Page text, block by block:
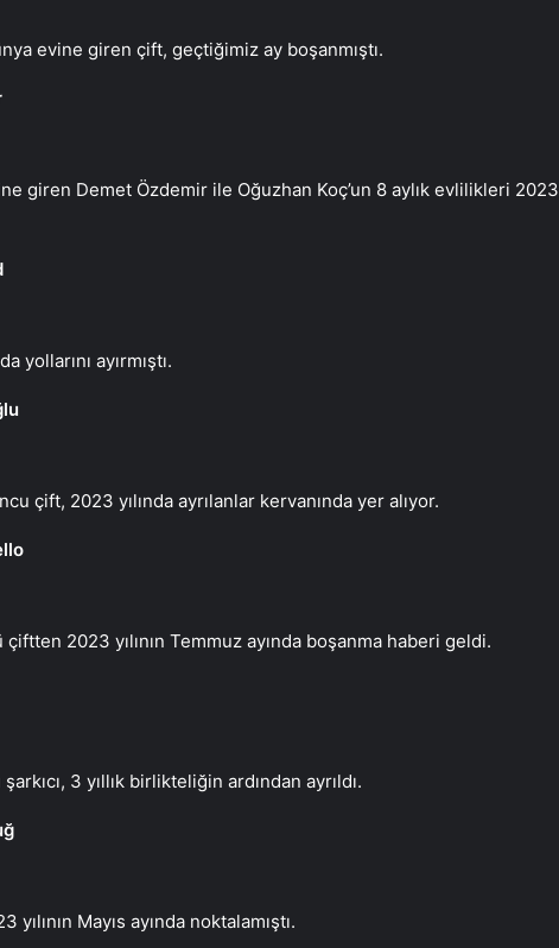
evine giren çift, geçtiğimiz ay boşanmıştı.
giren Demet Özdemir ile Oğuzhan Koç’un 8 aylık evlilikleri 2023
yollarını ayırmıştı.
çift, 2023 yılında ayrılanlar kervanında yer alıyor.
2023 yılının Temmuz ayında boşanma haberi geldi.
3 yıllık birlikteliğin ardından ayrıldı.
Mayıs ayında noktalamıştı.